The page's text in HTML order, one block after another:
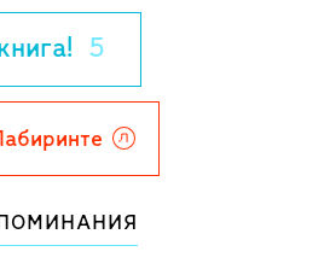
Бриса Парэна.
оказалась во
с
издательствами
е годы создала
к
Толстого, Чехова, к
5